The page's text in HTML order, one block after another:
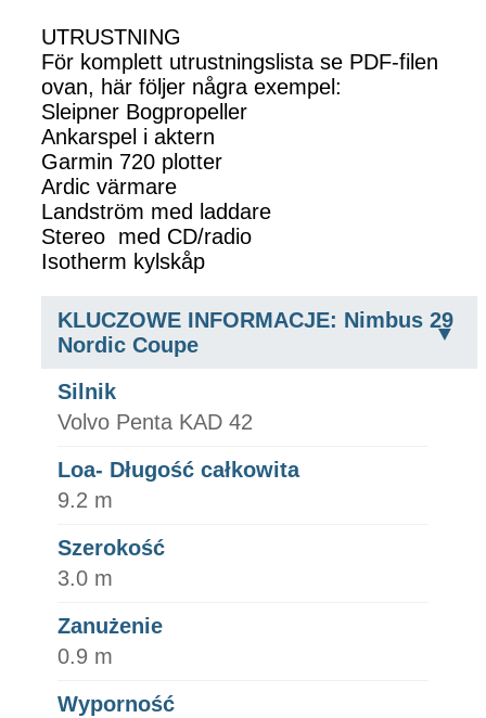
UTRUSTNING
För komplett utrustningslista se PDF-filen
ovan, här följer några exempel:
Sleipner Bogpropeller
Ankarspel i aktern
Garmin 720 plotter
Ardic värmare
Landström med laddare
Stereo med CD/radio
Isotherm kylskåp
KLUCZOWE INFORMACJE: Nimbus 29
Nordic Coupe
Silnik
Volvo Penta KAD 42
Loa- Długość całkowita
9.2 m
Szerokość
3.0 m
Zanużenie
0.9 m
Wyporność